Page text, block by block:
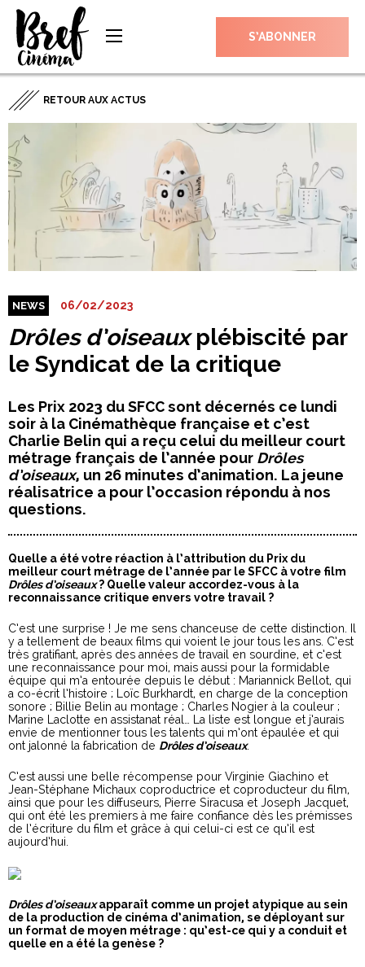
S’ABONNER
RETOUR AUX ACTUS
NEWS 06/02/2023
Drôles d’oiseauxplébiscité par
le Syndicat de la critique
Les Prix 2023 du SFCC sont décernés ce lundi
soir à la Cinémathèque française et c’est
Charlie Belin qui a reçu celui du meilleur court
métrage français de l’année pour Drôles
d’oiseaux, un 26 minutes d’animation. La jeune
réalisatrice a pour l’occasion répondu à nos
questions.
Quelle a été votre réaction à l’attribution du Prix du
meilleur court métrage de l’année par le SFCC à votre film
Drôles d’oiseaux? Quelle valeur accordez-vous à la
reconnaissance critique envers votre travail ?
C’est une surprise ! Je me sens chanceuse de cette distinction. Il
y a tellement de beaux films qui voient le jour tous les ans. C’est
très gratifiant, après des années de travail en sourdine, et c’est
une reconnaissance pour moi, mais aussi pour la formidable
équipe qui m’a entourée depuis le début : Mariannick Bellot, qui
a co-écrit l’histoire ; Loïc Burkhardt, en charge de la conception
sonore ; Billie Belin au montage ; Charles Nogier à la couleur ;
Marine Laclotte en assistanat réal… La liste est longue et j’aurais
envie de mentionner tous les talents qui m’ont épaulée et qui
ont jalonné la fabrication de Drôles d’oiseaux.
C’est aussi une belle récompense pour Virginie Giachino et
Jean-Stéphane Michaux coproductrice et coproducteur du film,
ainsi que pour les diffuseurs, Pierre Siracusa et Joseph Jacquet,
qui ont été les premiers à me faire confiance dès les prémisses
de l’écriture du film et grâce à qui celui-ci est ce qu’il est
aujourd’hui.
Drôles d’oiseauxapparaît comme un projet atypique au sein
de la production de cinéma d’animation, se déployant sur
un format de moyen métrage : qu’est-ce qui y a conduit et
quelle en a été la genèse ?